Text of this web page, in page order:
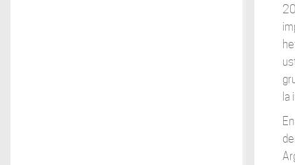
la